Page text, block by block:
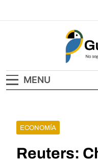
MENU
ECONOMÍA
Reuters: